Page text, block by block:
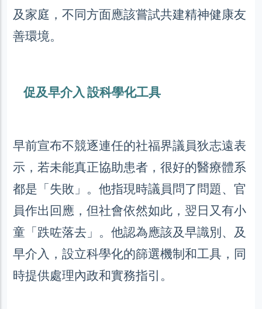
及家庭，不同方面應該嘗試共建精神健康友
善環境。
促及早介入 設科學化工具
早前宣布不競逐連任的社福界議員狄志遠表
示，若未能真正協助患者，很好的醫療體系
都是「失敗」。他指現時議員問了問題、官
員作出回應，但社會依然如此，翌日又有小
童「跌咗落去」。他認為應該及早識別、及
早介入，設立科學化的篩選機制和工具，同
時提供處理內政和實務指引。